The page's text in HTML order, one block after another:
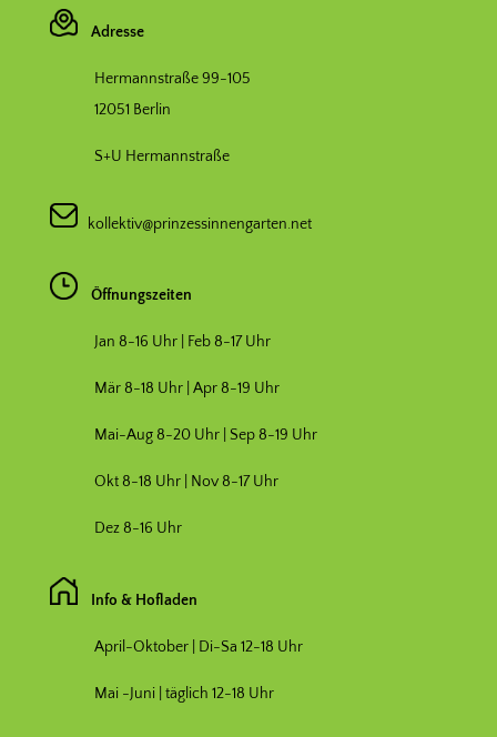
Adresse
Hermannstraße 99-105
12051 Berlin
S+U Hermannstraße
kollektiv@prinzessinnengarten.net
Öffnungszeiten
Jan 8-16 Uhr | Feb 8-17 Uhr
Mär 8-18 Uhr | Apr 8-19 Uhr
Mai-Aug 8-20 Uhr | Sep 8-19 Uhr
Okt 8-18 Uhr | Nov 8-17 Uhr
Dez 8-16 Uhr
Info & Hofladen
April-Oktober | Di-Sa 12-18 Uhr
Mai -Juni | täglich 12-18 Uhr